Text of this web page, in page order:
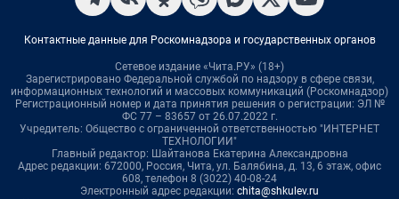
Контактные данные для Роскомнадзора и государственных органов
Сетевое издание «Чита.РУ» (18+)
Зарегистрировано Федеральной службой по надзору в сфере связи,
информационных технологий и массовых коммуникаций (Роскомнадзор)
Регистрационный номер и дата принятия решения о регистрации: ЭЛ №
ФС 77 – 83657 от 26.07.2022 г.
Учредитель: Общество с ограниченной ответственностью "ИНТЕРНЕТ
ТЕХНОЛОГИИ"
Главный редактор: Шайтанова Екатерина Александровна
Адрес редакции: 672000, Россия, Чита, ул. Балябина, д. 13, 6 этаж, офис
608, телефон 8 (3022) 40-08-24
Электронный адрес редакции: chita@shkulev.ru